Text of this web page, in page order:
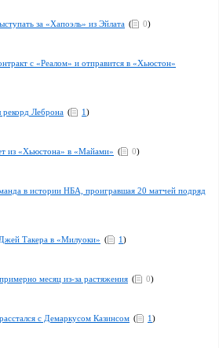
за «Хапоэль» из Эйлата ( 0)
с «Реалом» и отправится в «Хьюстон»
рекорд Леброна ( 1)
из «Хьюстона» в «Майами» ( 0)
в истории НБА, проигравшая 20 матчей подряд
Такера в «Милуоки» ( 1)
месяц из-за растяжения ( 0)
с Демаркусом Казинсом ( 1)